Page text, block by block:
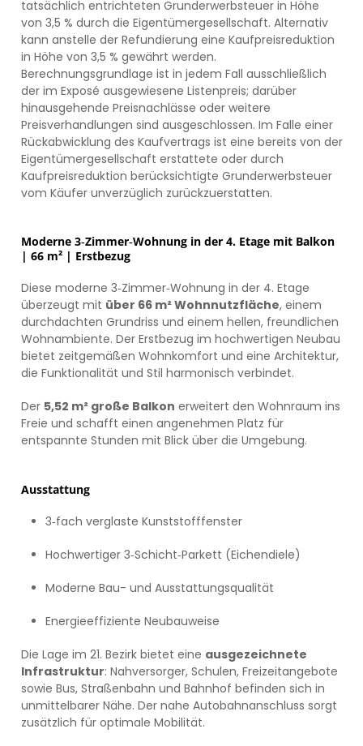
tatsächlich entrichteten Grunderwerbsteuer in Höhe
von 3,5 % durch die Eigentümergesellschaft. Alternativ
kann anstelle der Refundierung eine Kaufpreisreduktion
in Höhe von 3,5 % gewährt werden.
Berechnungsgrundlage ist in jedem Fall ausschließlich
der im Exposé ausgewiesene Listenpreis; darüber
hinausgehende Preisnachlässe oder weitere
Preisverhandlungen sind ausgeschlossen. Im Falle einer
Rückabwicklung des Kaufvertrags ist eine bereits von der
Eigentümergesellschaft erstattete oder durch
Kaufpreisreduktion berücksichtigte Grunderwerbsteuer
vom Käufer unverzüglich zurückzuerstatten.
Moderne 3‑Zimmer‑Wohnung in der 4. Etage mit Balkon
| 66 m² | Erstbezug
Diese moderne 3‑Zimmer‑Wohnung in der 4. Etage
überzeugt mit über 66 m² Wohnnutzfläche, einem
durchdachten Grundriss und einem hellen, freundlichen
Wohnambiente. Der Erstbezug im hochwertigen Neubau
bietet zeitgemäßen Wohnkomfort und eine Architektur,
die Funktionalität und Stil harmonisch verbindet.
Der 5,52 m² große Balkon erweitert den Wohnraum ins
Freie und schafft einen angenehmen Platz für
entspannte Stunden mit Blick über die Umgebung.
Ausstattung
3‑fach verglaste Kunststofffenster
Hochwertiger 3‑Schicht‑Parkett (Eichendiele)
Moderne Bau- und Ausstattungsqualität
Energieeffiziente Neubauweise
Die Lage im 21. Bezirk bietet eine ausgezeichnete
Infrastruktur: Nahversorger, Schulen, Freizeitangebote
sowie Bus, Straßenbahn und Bahnhof befinden sich in
unmittelbarer Nähe. Der nahe Autobahnanschluss sorgt
zusätzlich für optimale Mobilität.